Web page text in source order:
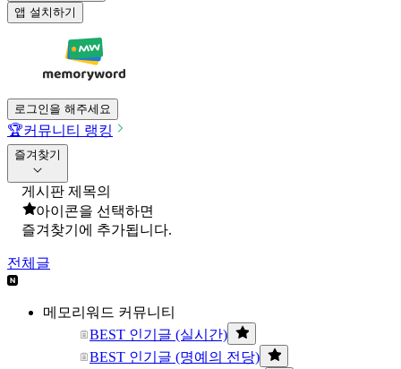
앱 설치하기
로그인을 해주세요
🏆커뮤니티 랭킹
즐겨찾기
게시판 제목의
아이콘을 선택하면
즐겨찾기에 추가됩니다.
전체글
메모리워드 커뮤니티
BEST 인기글 (실시간)
BEST 인기글 (명예의 전당)